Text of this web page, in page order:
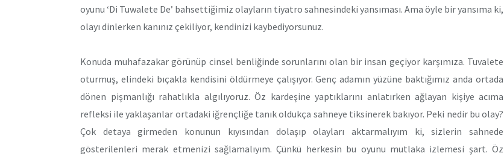
oyunu ‘Di Tuwalete De’ bahsettiğimiz olayların tiyatro sahnesindeki yansıması. Ama öyle bir yansıma ki,
olayı dinlerken kanınız çekiliyor, kendinizi kaybediyorsunuz.
Konuda muhafazakar görünüp cinsel benliğinde sorunlarını olan bir insan geçiyor karşımıza. Tuvalete
oturmuş, elindeki bıçakla kendisini öldürmeye çalışıyor. Genç adamın yüzüne baktığımız anda ortada
dönen pişmanlığı rahatlıkla algılıyoruz. Öz kardeşine yaptıklarını anlatırken ağlayan kişiye acıma
refleksi ile yaklaşanlar ortadaki iğrençliğe tanık oldukça sahneye tiksinerek bakıyor. Peki nedir bu olay?
Çok detaya girmeden konunun kıyısından dolaşıp olayları aktarmalıyım ki, sizlerin sahnede
gösterilenleri merak etmenizi sağlamalıyım. Çünkü herkesin bu oyunu mutlaka izlemesi şart. Öz